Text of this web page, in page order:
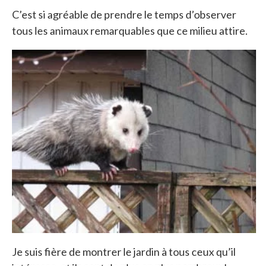
C’est si agréable de prendre le temps d’observer
tous les animaux remarquables que ce milieu attire.
Je suis fière de montrer le jardin à tous ceux qu’il